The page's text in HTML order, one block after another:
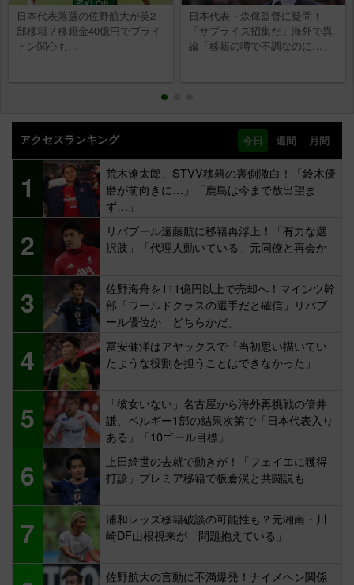
日本代表落選の佐野航大が英2
部移籍？移籍金40億円でブライ
トン関心も…
日本代表・森保監督に疑問！
「サプライズ招集だ」海外で異
論「移籍の噂で不調なのに…」
アクセスランキング 今日 週間 月間
1
荒木遼太郎、STVV移籍の裏側激白！「鈴木優
磨が前向きに…」「鹿島は今まで放出望ま
ず…」
2
リバプール遠藤航に移籍再浮上！「有力な選
択肢」「代理人動いている」元同僚と再会か
3
佐野海舟を111億円以上で売却へ！マインツ幹
部「ワールドクラスの選手だと確信」リバプ
ール優位か「どちらかだ」
4
冨安健洋はアヤックスで「当初思い描いてい
たような役割を担うことはできなかった」
5
「彼女いない」名古屋から海外再挑戦の倍井
謙、ベルギー1部の結果次第で「日本代表入り
ある」「10ゴール目標」
6
上田綺世の去就で動きが！「フェイエに獲得
打診」プレミア移籍で板倉滉と共闘説も
7
浦和レッズ移籍破談の可能性も？元湘南・川
崎DF山根視来が「問題抱えている」
佐野航大の言動に不満爆発！ナイメヘン関係